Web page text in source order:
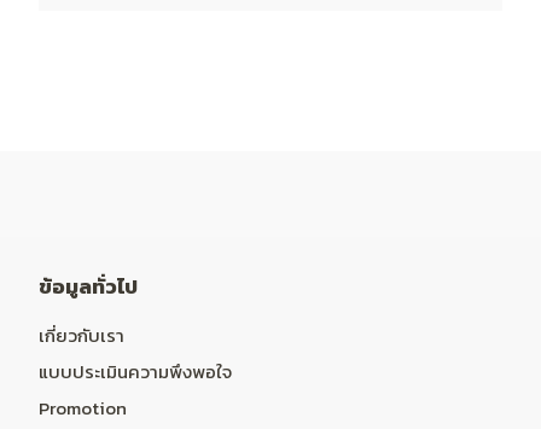
ข้อมูลทั่วไป
เกี่ยวกับเรา
แบบประเมินความพึงพอใจ
Promotion